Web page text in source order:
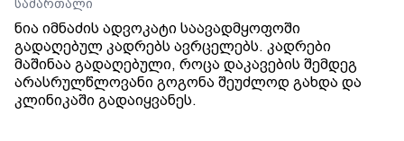
სამართალი
ნია იმნაძის ადვოკატი საავადმყოფოში
გადაღებულ კადრებს ავრცელებს. კადრები
მაშინაა გადაღებული, როცა დაკავების შემდეგ
არასრულწლოვანი გოგონა შეუძლოდ გახდა და
კლინიკაში გადაიყვანეს.